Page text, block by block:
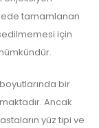
tamamlanan
için
bir
Ancak
yüz tipi ve